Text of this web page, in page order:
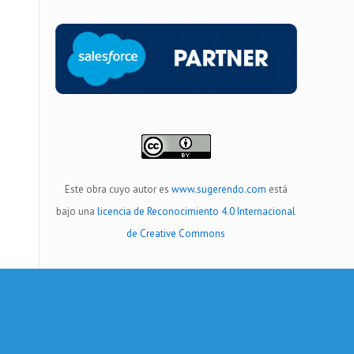
Este obra cuyo autor es www.sugerendo.com está
bajo unalicencia de Reconocimiento 4.0 Internacional
de Creative Commons